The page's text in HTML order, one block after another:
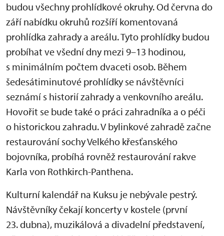
budou všechny prohlídkové okruhy. Od června do
září nabídku okruhů rozšíří komentovaná
prohlídka zahrady a areálu. Tyto prohlídky budou
probíhat ve všední dny mezi 9–13 hodinou,
s minimálním počtem dvaceti osob. Během
šedesátiminutové prohlídky se návštěvníci
seznámí s historií zahrady a venkovního areálu.
Hovořit se bude také o práci zahradníka a o péči
o historickou zahradu. V bylinkové zahradě začne
restaurování sochy Velkého křesťanského
bojovníka, probíhá rovněž restaurování rakve
Karla von Rothkirch-Panthena.
Kulturní kalendář na Kuksu je nebývale pestrý.
Návštěvníky čekají koncerty v kostele (první
23. dubna), muzikálová a divadelní představení,